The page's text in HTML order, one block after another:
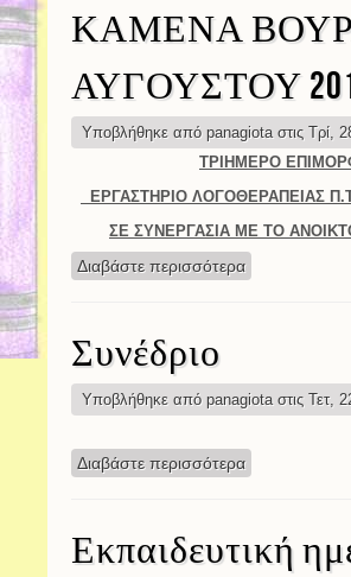
ΚΑΜΕΝΑ
ΑΥΓΟΥΣΤΟΥ
Υποβλήθηκε από panagiota στις Τρί,
ΤΡΙΗΜΕΡΟ
ΕΡΓΑΣΤΗΡΙΟ ΛΟΓΟΘΕΡΑΠΕΙΑΣ
ΣΕ ΣΥΝΕΡΓΑΣΙΑ ΜΕ ΤΟ
Διαβάστε περισσότερα
Συνέδριο
Υποβλήθηκε από panagiota στις Τετ,
Διαβάστε περισσότερα
Εκπαιδευτική